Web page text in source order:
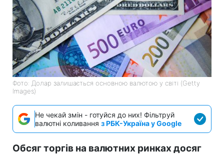
Фото: Долар залишається основною валютою у світі (Getty
Images)
Не чекай змін - готуйся до них! Фільтруй
валютні коливання з РБК-Україна у Google
Обсяг торгів на валютних ринках досяг